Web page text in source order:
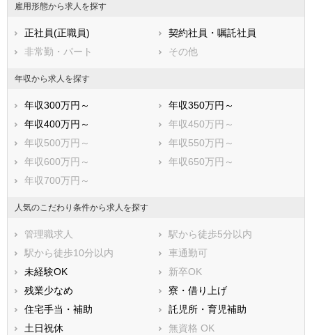
雇用形態から求人を探す
正社員(正職員)
契約社員・嘱託社員
非常勤・パート
その他
年収から求人を探す
年収300万円～
年収350万円～
年収400万円～
年収450万円～
年収500万円～
年収550万円～
年収600万円～
年収650万円～
年収700万円～
人気のこだわり条件から求人を探す
管理職求人
駅から徒歩5分以内
駅から徒歩10分以内
車通勤可
未経験OK
新卒OK
残業少なめ
寮・借り上げ
住宅手当・補助
託児所・育児補助
土日祝休
無資格 OK